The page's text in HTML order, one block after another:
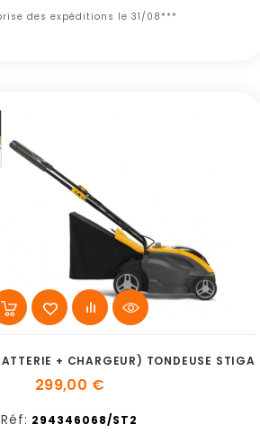
des expéditions le 31/08***
+ CHARGEUR) TONDEUSE STIGA
299,00 €
Réf: 294346068/ST2